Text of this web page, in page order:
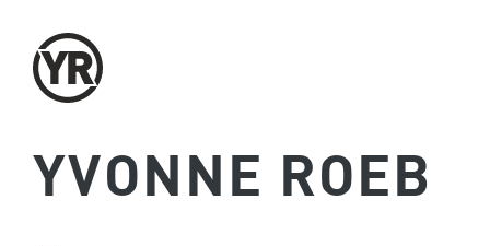
Inhalt
springen
YVONNE ROEB